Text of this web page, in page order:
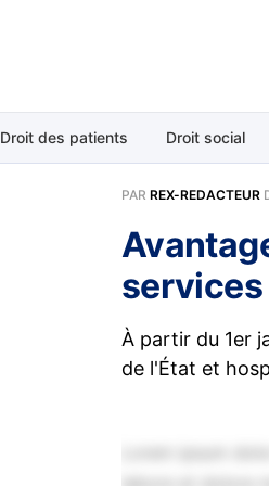
Droit des patients Droit social
PAR REX-REDACTEUR
À partir du 1er
de l'État et
Lorem ipsum